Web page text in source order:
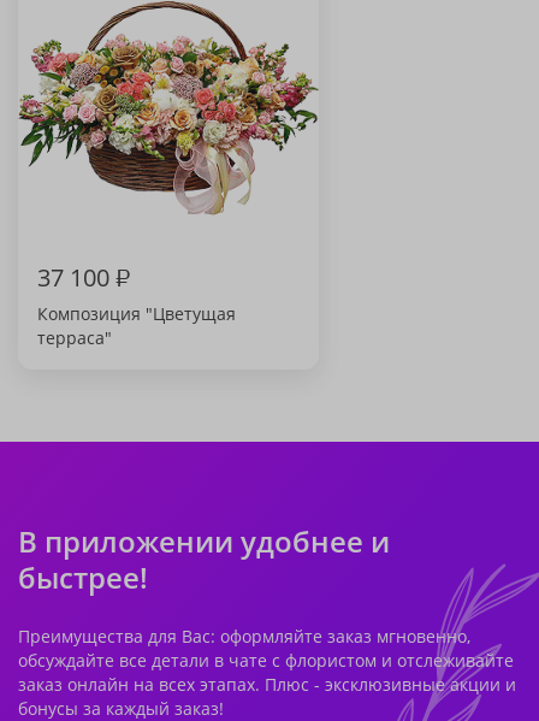
37 100₽
Композиция "Цветущая
терраса"
В приложении удобнее и
быстрее!
Преимущества для Вас: оформляйте заказ мгновенно,
обсуждайте все детали в чате с флористом и отслеживайте
заказ онлайн на всех этапах. Плюс - эксклюзивные акции и
бонусы за каждый заказ!